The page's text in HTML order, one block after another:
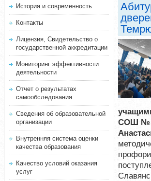
История и современность
Контакты
Лицензия, Свидетельство о
государственной аккредитации
Мониторинг эффективности
деятельности
Отчет о результатах
самообследования
Сведения об образовательной
организации
Внутренняя система оценки
качества образования
Качество условий оказания
услуг
СОШ №